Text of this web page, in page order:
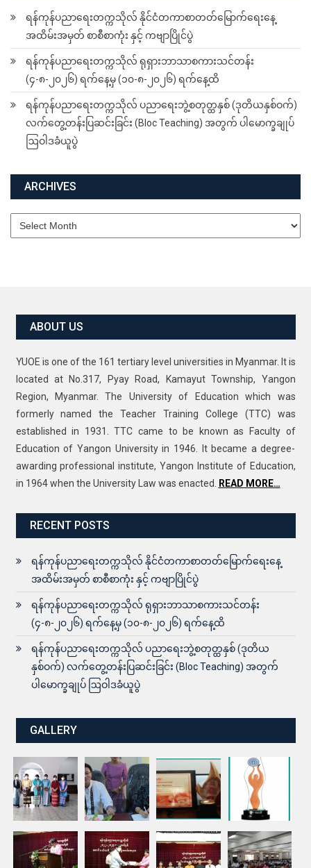
ရန်ကုန်ပညာရေးတက္ကသိုလ် နိုင်ငံတကာစာတတ်မြောက်ရေးနေ့
အထိမ်းအမှတ် စာစီစာကုံး နှင့် ကဗျာပြိုင်ပွဲ
ရန်ကုန်ပညာရေးတက္ကသိုလ် ရုရှားဘာသာစကားသင်တန်း
(၄-၈-၂၀၂၆) ရက်နေ့မှ (၁၀-၈-၂၀၂၆) ရက်နေ့ထိ
ရန်ကုန်ပညာရေးတက္ကသိုလ် ပညာရေးဘွဲ့စတုတ္ထနှစ် (ဒုတိယနှစ်ဝက်)
လက်တွေ့တန်းပြဆင်းခြင်း (Bloc Teaching) အတွက် ပါမောက္ခချုပ်
ဩဝါဒခံယူပွဲ
ARCHIVES
Archives
ABOUT US
YUOE is one of the 161 tertiary level universities in Myanmar. It is
located at No.317, Pyay Road, Kamayut Township, Yangon
Region, Myanmar. The University of Education which was
formerly named the Teacher Training College (TTC) was
established in 1931. TTC came to be known as Faculty of
Education of Yangon University in 1946. It became a degree-
awarding professional institute, Yangon Institute of Education,
in 1964 when the University Law was enacted.
READ MORE…
RECENT POSTS
ရန်ကုန်ပညာရေးတက္ကသိုလ် နိုင်ငံတကာစာတတ်မြောက်ရေးနေ့
အထိမ်းအမှတ် စာစီစာကုံး နှင့် ကဗျာပြိုင်ပွဲ
ရန်ကုန်ပညာရေးတက္ကသိုလ် ရုရှားဘာသာစကားသင်တန်း
(၄-၈-၂၀၂၆) ရက်နေ့မှ (၁၀-၈-၂၀၂၆) ရက်နေ့ထိ
ရန်ကုန်ပညာရေးတက္ကသိုလ် ပညာရေးဘွဲ့စတုတ္ထနှစ် (ဒုတိယ
နှစ်ဝက်) လက်တွေ့တန်းပြဆင်းခြင်း (Bloc Teaching) အတွက်
ပါမောက္ခချုပ် ဩဝါဒခံယူပွဲ
GALLERY